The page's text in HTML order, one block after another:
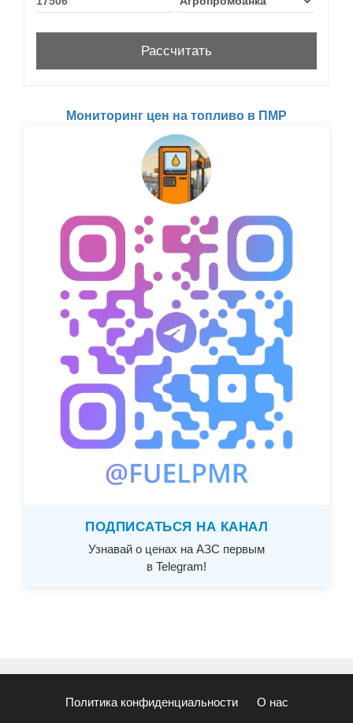
Мониторинг цен на топливо в ПМР
ПОДПИСАТЬСЯ НА КАНАЛ
Узнавай о ценах на АЗС первым
в Telegram!
Политика конфиденциальности О нас